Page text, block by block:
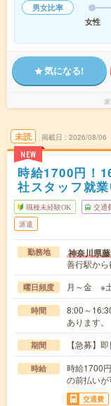
男女比率
女性
気になる!
未読
NEW
掲載日 2026/08/06
時給1700円！
社スタッフ就
職種未経験OK 交通
派遣
勤務地 神奈川県
善行駅か
曜日頻度 月～金 ※
時間
8:00～
あります。
期間 【急募】
時給
時給1700
の前払いが
交通費